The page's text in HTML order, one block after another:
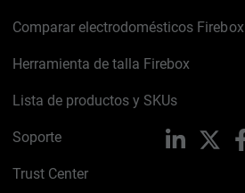
Comparar electrodomésticos Firebox
Herramienta de talla Firebox
Lista de productos y SKUs
Soporte
Trust Center
LinkedIn